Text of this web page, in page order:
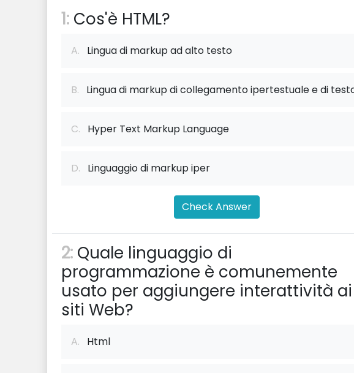
1: Cos'è HTML?
A. Lingua di markup ad alto testo
B. Lingua di markup di collegamento ipertestuale e di
C. Hyper Text Markup Language
D. Linguaggio di markup iper
Check Answer
2: Quale linguaggio di
programmazione è comunemente
usato per aggiungere interattività ai
siti Web?
A. Html